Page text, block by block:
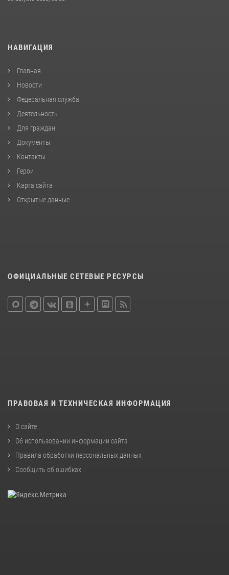
НАВИГАЦИЯ
Главная
Новости
Федеральная служба
Деятельность
Для граждан
Документы
Контакты
Герои
Карта сайта
Открытые данные
ОФИЦИАЛЬНЫЕ СЕТЕВЫЕ РЕСУРСЫ
ПРАВОВАЯ И ТЕХНИЧЕСКАЯ ИНФОРМАЦИЯ
О сайте
Об использовании информации сайта
Правила обработки персональных данных
Сообщить об ошибках